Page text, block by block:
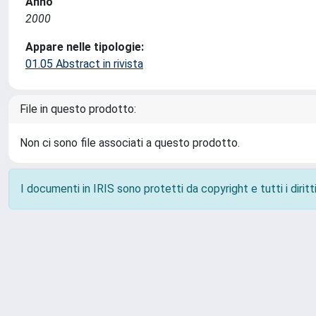
2000
Appare nelle tipologie:
01.05 Abstract in rivista
File in questo prodotto:
Non ci sono file associati a questo prodotto.
I documenti in IRIS sono protetti da copyright e tutti i